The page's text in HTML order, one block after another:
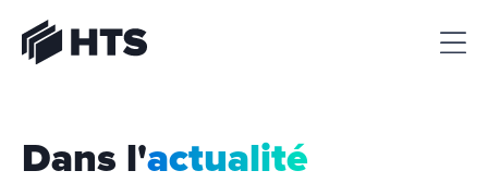
Dans l'actualité